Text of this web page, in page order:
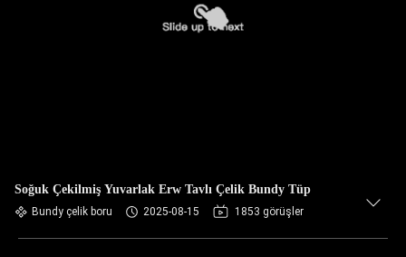
Soğuk Çekilmiş Yuvarlak Erw Tavlı Çelik Bundy Tüp
Bundy çelik boru 2025-08-15 1853 görüşler